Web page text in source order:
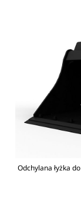
Odchylana łyżka